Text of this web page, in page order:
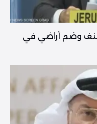
وضم أراضي في